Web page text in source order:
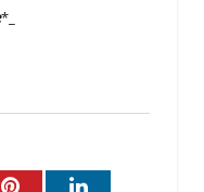
*
PinterestLinkedIn